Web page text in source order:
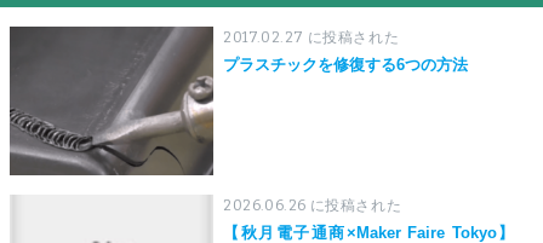
2017.02.27 に投稿された
プラスチックを修復する6つの方法
2026.06.26 に投稿された
【秋月電子通商×Maker Faire Tokyo】